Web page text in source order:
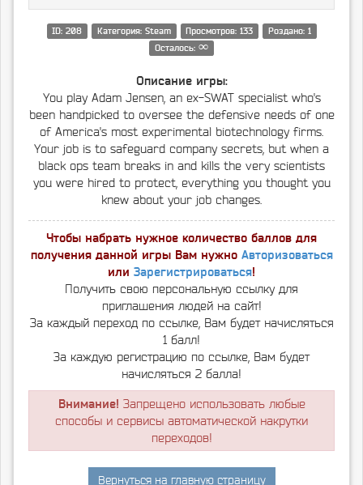
ID: 208 Категория: Steam Просмотров: 133
Роздано: 1
Осталось: ∞
Описание игры:
You play Adam Jensen, an ex-SWAT specialist who's
been handpicked to oversee the defensive needs of one
of America's most experimental biotechnology firms.
Your job is to safeguard company secrets, but when a
black ops team breaks in and kills the very scientists
you were hired to protect, everything you thought you
knew about your job changes.
Чтобы набрать нужное количество баллов для
получения данной игры Вам нужно Авторизоваться
или Зарегистрироваться!
Получить свою персональную ссылку для
приглашения людей на сайт!
За каждый переход по ссылке, Вам будет начисляться
1 балл!
За каждую регистрацию по ссылке, Вам будет
начисляться 2 балла!
Внимание! Запрещено использовать любые
способы и сервисы автоматической накрутки
переходов!
Вернуться на главную страницу